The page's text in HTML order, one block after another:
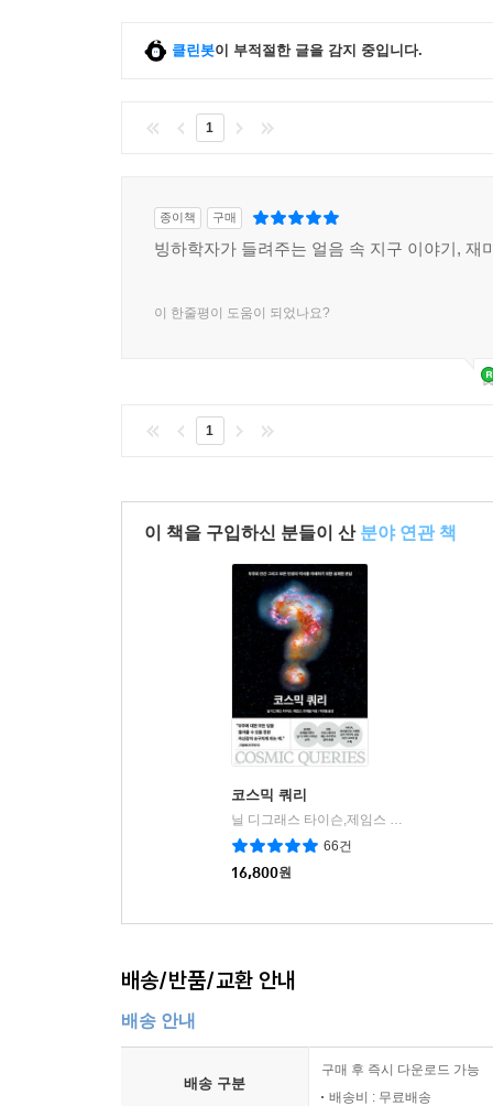
클린봇이 부적절한 글을 감지 중입니다.
1
종이책 구매
빙하학자가 들려주는 얼음 속 지구 이야기, 재
이 한줄평이 도움이 되었나요?
1
이 책을 구입하신 분들이 산 분야 연관 책
코스믹 쿼리
66건
16,800원
배송/반품/교환 안내
배송 안내
배송 구분
구매 후 즉시 다운로드 가능
배송비 : 무료배송